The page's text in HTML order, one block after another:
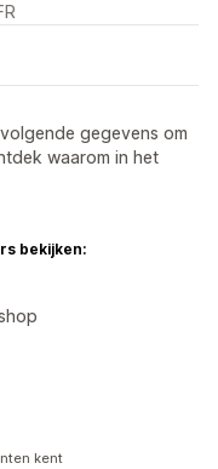
gegevens om
waarom in het
bekijken:
kent